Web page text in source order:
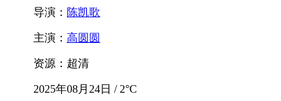
导演： 陈凯歌
主演： 高圆圆
资源：超清
2025年08月24日 / 2°C